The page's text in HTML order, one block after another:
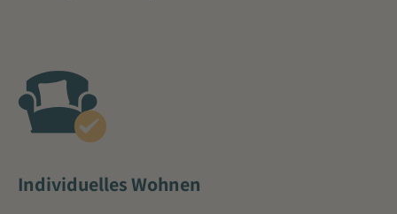
Individuelles Wohnen